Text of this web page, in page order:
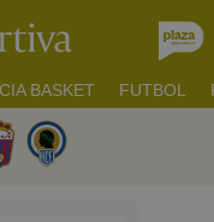
BASKET FUTBOL